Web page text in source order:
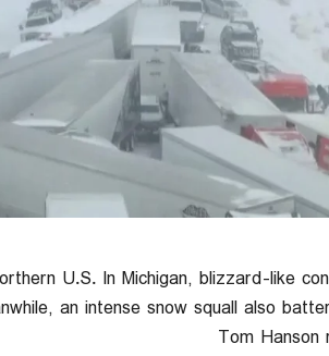
U.S. In Michigan, blizzard-like
an intense snow squall also
Tom